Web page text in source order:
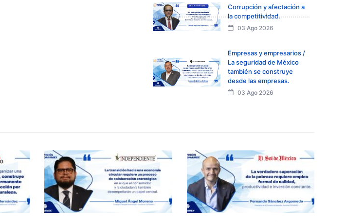
Corrupción y afectación a
la competitividad.
03 Ago 2026
Empresas y empresarios /
La seguridad de México
también se construye
desde las empresas.
03 Ago 2026